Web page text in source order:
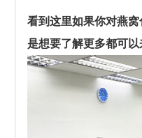
看到这里如果你对燕
是想要了解更多都可以